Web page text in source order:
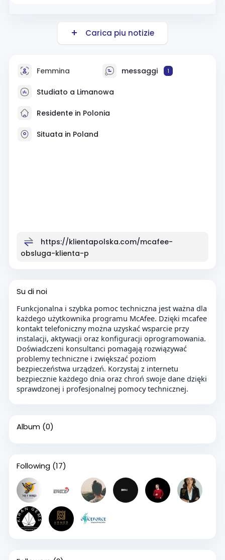
Carica piu notizie
Femmina messaggi 1
Studiato a Limanowa
Residente in Polonia
Situata in Poland
https://klientapolska.com/mcafee-
obsluga-klienta-p
Su di noi
Funkcjonalna i szybka pomoc techniczna jest ważna dla
każdego użytkownika programu McAfee. Dzięki mcafee
kontakt telefoniczny można uzyskać wsparcie przy
instalacji, aktywacji oraz konfiguracji oprogramowania.
Doświadczeni konsultanci pomagają rozwiązywać
problemy techniczne i zwiększać poziom
bezpieczeństwa urządzeń. Korzystaj z internetu
bezpiecznie każdego dnia oraz chroń swoje dane dzięki
sprawdzonej i profesjonalnej pomocy technicznej.
Album (0)
Following (17)